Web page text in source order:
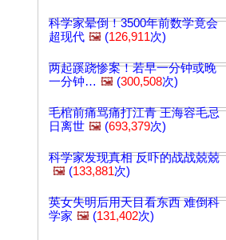
科学家晕倒！3500年前数学竟会
超现代 🖼️ (126,911次)
两起蹊跷惨案！若早一分钟或晚
一分钟… 🖼️ (300,508次)
毛棺前痛骂痛打江青 王海容毛忌
日离世 🖼️ (693,379次)
科学家发现真相 反吓的战战兢兢
🖼️ (133,881次)
英女失明后用天目看东西 难倒科
学家 🖼️ (131,402次)